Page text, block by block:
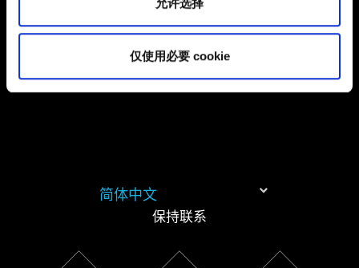
允许选择
仅使用必要 cookie
简体中文
保持联系